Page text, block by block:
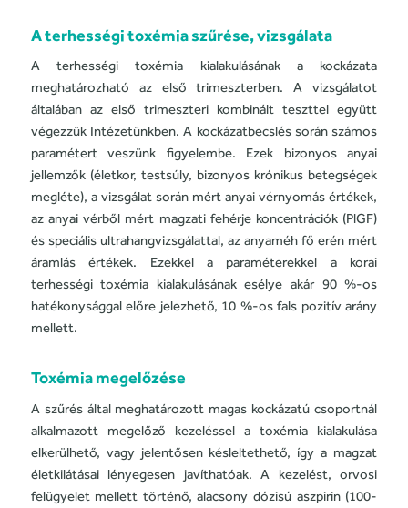
A terhességi toxémia szűrése, vizsgálata
A terhességi toxémia kialakulásának a kockázata
meghatározható az első trimeszterben.A vizsgálatot
általában az első trimeszteri kombinált teszttel együtt
végezzük Intézetünkben. A kockázatbecslés során számos
paramétert veszünk figyelembe. Ezek bizonyos anyai
jellemzők (életkor, testsúly, bizonyos krónikus betegségek
megléte), a vizsgálat során mért anyai vérnyomás értékek,
az anyai vérből mért magzati fehérje koncentrációk (PlGF)
és speciális ultrahangvizsgálattal, az anyaméh fő erén mért
áramlásértékek. Ezekkel a paraméterekkel a korai
terhességi toxémia kialakulásának esélye akár 90 %-os
hatékonysággal előre jelezhető, 10 %-os fals pozitív arány
mellett.
Toxémia megelőzése
A szűrés által meghatározott magas kockázatú csoportnál
alkalmazott megelőző kezeléssel a toxémia kialakulása
elkerülhető, vagy jelentősen késleltethető, így a magzat
életkilátásai lényegesen javíthatóak. A kezelést, orvosi
felügyelet mellett történő, alacsony dózisú aszpirin (100-